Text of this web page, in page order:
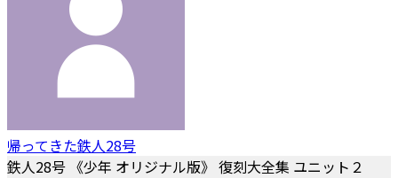
帰ってきた鉄人28号
鉄人28号 《少年 オリジナル版》 復刻大全集 ユニット２